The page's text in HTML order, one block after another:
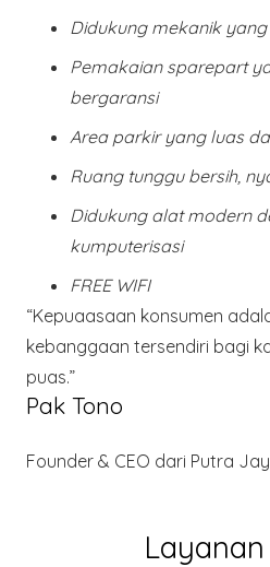
Didukung mekanik
Pemakaian sparepart
bergaransi
Area parkir yang luas
Ruang tunggu bersih,
Didukung alat modern
kumputerisasi
FREE WIFI
“Kepuaasaan konsumen
kebanggaan tersendiri bagi
puas.”
Pak Tono
Founder & CEO dari Putra